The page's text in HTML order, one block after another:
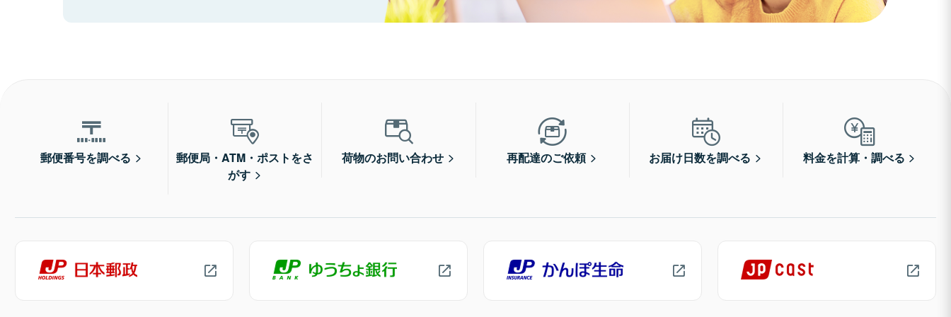
郵便番号を調べる
郵便局・ATM・ポストをさ
がす
荷物のお問い合わせ 再配達のご依頼 お届け日数を調べる 料金を計算・調べる